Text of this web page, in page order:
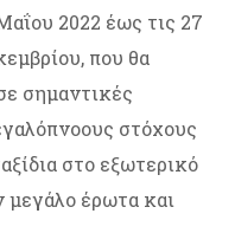
2022 έως τις 27
που θα
σημαντικές
στόχους
στο εξωτερικό
μεγάλο έρωτα και